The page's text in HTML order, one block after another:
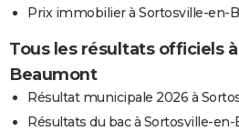
Prix immobilier à Sortosville-en-
Tous les résultats officiels
Beaumont
Résultat municipale 2026 à
Résultats du bac à Sortosville-